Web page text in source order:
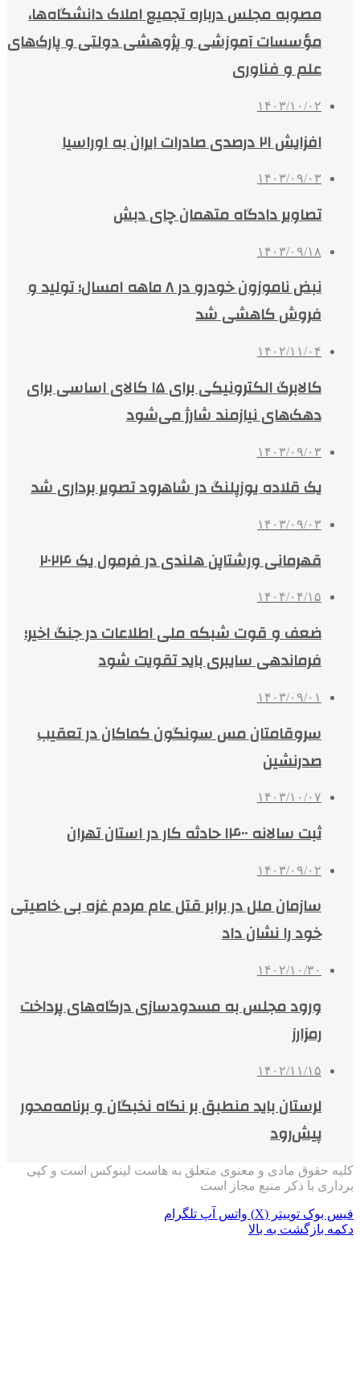
مصوبه مجلس درباره تجمیع املاک دانشگاه‌ها،
مؤسسات آموزشی و پژوهشی دولتی و پارک‌های
علم و فناوری
۱۴۰۳/۱۰/۰۲
افزایش ۲۱ درصدی صادرات ایران به اوراسیا
۱۴۰۳/۰۹/۰۳
تصاویر دادگاه متهمان چای دبش
۱۴۰۳/۰۹/۱۸
نبض ناموزون خودرو در ۸ ماهه امسال؛ تولید و
فروش کاهشی شد
۱۴۰۲/۱۱/۰۴
کالابرگ الکترونیکی برای ۱۵ کالای اساسی برای
دهک‌های نیازمند شارژ می‌شود
۱۴۰۳/۰۹/۰۳
یک قلاده یوزپلنگ در شاهرود تصویر برداری شد
۱۴۰۳/۰۹/۰۳
قهرمانی ورشتاپن هلندی در فرمول یک ۲۰۲۴
۱۴۰۴/۰۴/۱۵
ضعف و قوت شبکه ملی اطلاعات در جنگ اخیر؛
فرماندهی سایبری باید تقویت شود
۱۴۰۳/۰۹/۰۱
سروقامتان مس سونگون کماکان در تعقیب
صدرنشین
۱۴۰۳/۱۰/۰۷
ثبت سالانه ۱۴۰۰ حادثه کار در استان تهران
۱۴۰۳/۰۹/۰۲
سازمان ملل در برابر قتل عام مردم غزه بی خاصیتی
خود را نشان داد
۱۴۰۲/۱۰/۳۰
ورود مجلس به مسدودسازی درگاه‌های پرداخت
رمزارز
۱۴۰۲/۱۱/۱۵
لرستان باید منطبق بر نگاه نخبگان و برنامه‌محور
پیش‌رود
کلیه حقوق مادی و معنوی متعلق به هاست لینوکس است و کپی
برداری با ذکر منبع مجاز است
فیس بوک توییتر (X) واتس آپ تلگرام
دکمه بازگشت به بالا